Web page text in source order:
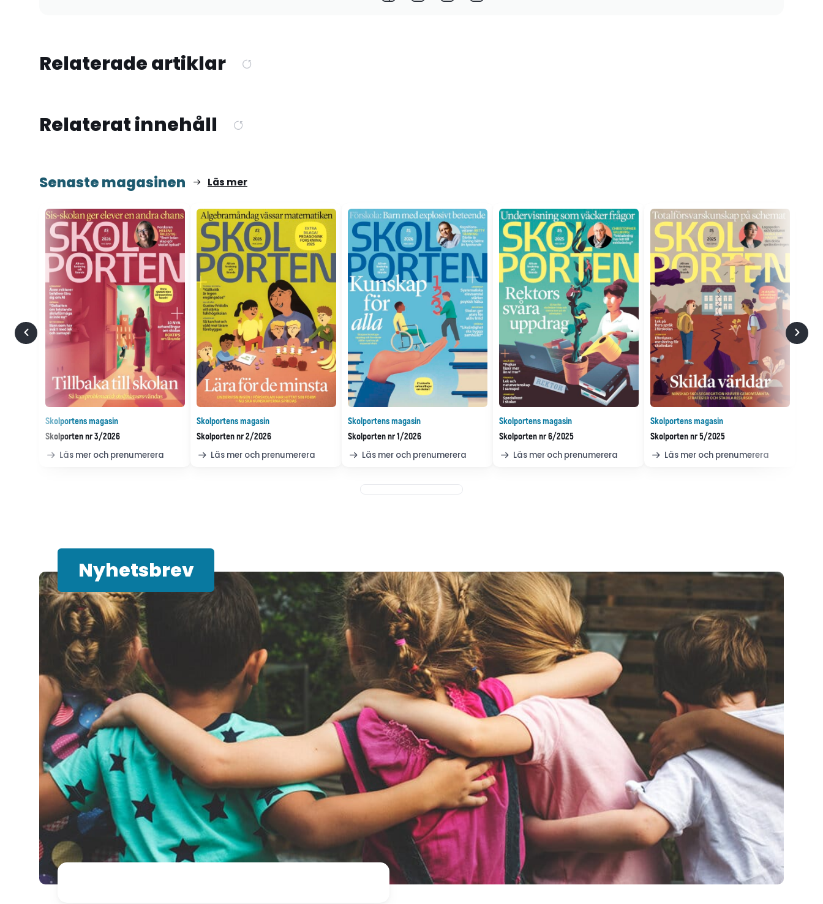
Relaterade artiklar
Relaterat innehåll
Senaste magasinen Läs mer
Skolportens magasin
Skolporten nr 3/2026
Läs mer och prenumerera
Skolportens magasin
Skolporten nr 2/2026
Läs mer och prenumerera
Skolportens magasin
Skolporten nr 1/2026
Läs mer och prenumerera
Skolportens magasin
Skolporten nr 6/2025
Läs mer och prenumerera
Skolportens magasin
Skolporten nr 5/2025
Läs mer och prenumerera
Nyhetsbrev